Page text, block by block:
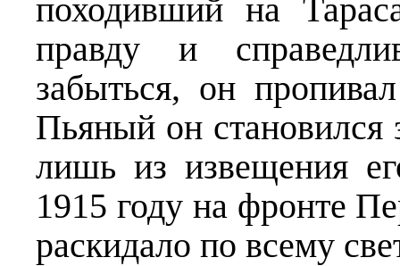
походивший на
правду и
забыться, он
Пьяный он
лишь из извещения
1915 году на фронте
раскидало по всему